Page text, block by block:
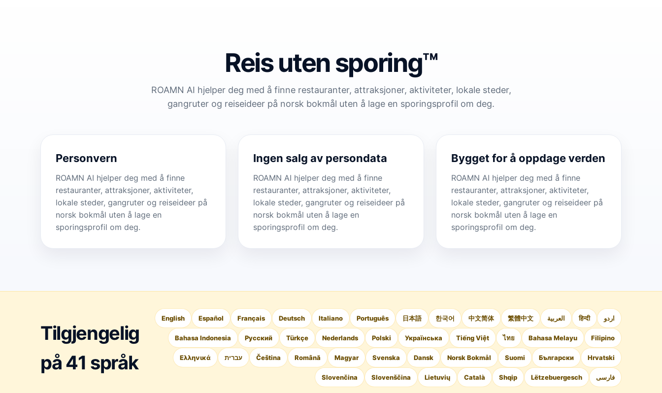
Reis uten sporing™
ROAMN AI hjelper deg med å finne restauranter, attraksjoner, aktiviteter, lokale steder,
gangruter og reiseideer på norsk bokmål uten å lage en sporingsprofil om deg.
Personvern
ROAMN AI hjelper deg med å finne
restauranter, attraksjoner, aktiviteter,
lokale steder, gangruter og reiseideer på
norsk bokmål uten å lage en
sporingsprofil om deg.
Ingen salg av persondata
ROAMN AI hjelper deg med å finne
restauranter, attraksjoner, aktiviteter,
lokale steder, gangruter og reiseideer på
norsk bokmål uten å lage en
sporingsprofil om deg.
Bygget for å oppdage verden
ROAMN AI hjelper deg med å finne
restauranter, attraksjoner, aktiviteter,
lokale steder, gangruter og reiseideer på
norsk bokmål uten å lage en
sporingsprofil om deg.
Tilgjengelig
på 41 språk
English Español Français Deutsch Italiano Português 日本語 한국어 中文简体 繁體中文 العربية हिन्दी اردو
Bahasa Indonesia Русский Türkçe Nederlands Polski Українська Tiếng Việt ไทย Bahasa Melayu Filipino
Ελληνικά עברית Čeština Română Magyar Svenska Dansk Norsk Bokmål Suomi Български Hrvatski
Slovenčina Slovenščina Lietuvių Català Shqip Lëtzebuergesch فارسی